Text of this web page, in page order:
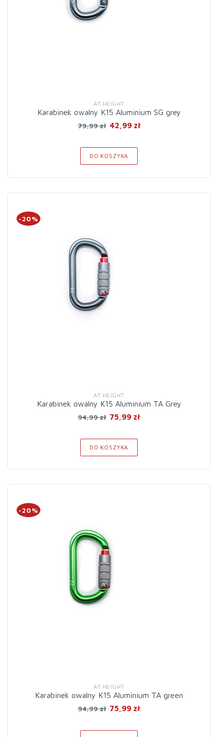
AT HEIGHT
Karabinek owalny K15 Aluminium SG grey
79,99 zł 42,99 zł
DO KOSZYKA
-20%
AT HEIGHT
Karabinek owalny K15 Aluminium TA Grey
94,99 zł 75,99 zł
DO KOSZYKA
-20%
AT HEIGHT
Karabinek owalny K15 Aluminium TA green
94,99 zł 75,99 zł